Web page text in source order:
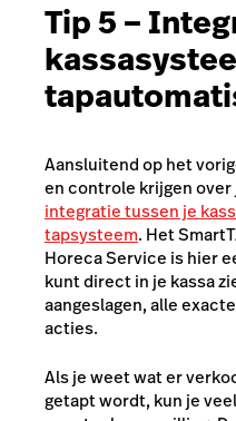
Tip 5 –
Aansluitend op het
en controle krijgen
integratie tussen je
tapsysteem. Het
Horeca Service is hier
kunt direct in je kassa
aangeslagen, alle
acties.
Als je weet wat er
getapt wordt, kun je